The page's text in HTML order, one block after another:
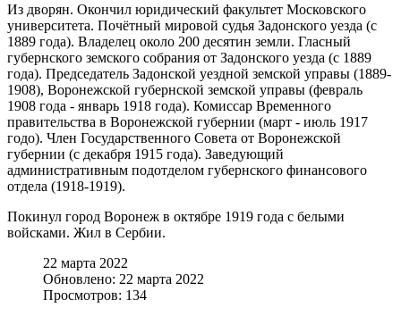
Из дворян. Окончил юридический факультет Московского
университета. Почётный мировой судья Задонского уезда (с
1889 года). Владелец около 200 десятин земли. Гласный
губернского земского собрания от Задонского уезда (с 1889
года). Председатель Задонской уездной земской управы (1889-
1908), Воронежской губернской земской управы (февраль
1908 года - январь 1918 года). Комиссар Временного
правительства в Воронежской губернии (март - июль 1917
годо). Член Государственного Совета от Воронежской
губернии (с декабря 1915 года). Заведующий
административным подотделом губернского финансового
отдела (1918-1919).
Покинул город Воронеж в октябре 1919 года с белыми
войсками. Жил в Сербии.
22 марта 2022
Обновлено: 22 марта 2022
Просмотров: 134